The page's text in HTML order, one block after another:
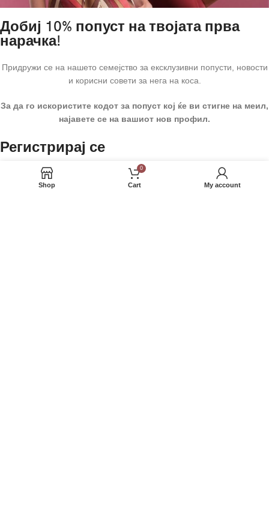
Добиј 10% попуст на твојата прва
нарачка!
Придружи се на нашето семејство за ексклузивни попусти, новости
и корисни совети за нега на коса.
За да го искористите кодот за попуст кој ќе ви стигне на меил,
најавете се на вашиот нов профил.
Регистрирај се
Email адреса
Shop
0
Cart My account